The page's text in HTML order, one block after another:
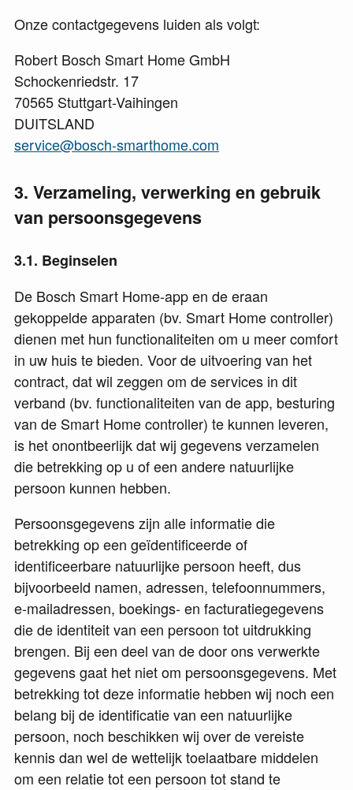
Onze contactgegevens luiden als volgt:
Robert Bosch Smart Home GmbH
Schockenriedstr. 17
70565 Stuttgart-Vaihingen
DUITSLAND
service@bosch-smarthome.com
3 Verzameling, verwerking en gebruik
van persoonsgegevens
3.1 Beginselen
De Bosch Smart Home-app en de eraan
gekoppelde apparaten (bv. Smart Home controller)
dienen met hun functionaliteiten om u meer comfort
in uw huis te bieden. Voor de uitvoering van het
contract, dat wil zeggen om de services in dit
verband (bv. functionaliteiten van de app, besturing
van de Smart Home controller) te kunnen leveren,
is het onontbeerlijk dat wij gegevens verzamelen
die betrekking op u of een andere natuurlijke
persoon kunnen hebben.
Persoonsgegevens zijn alle informatie die
betrekking op een geïdentificeerde of
identificeerbare natuurlijke persoon heeft, dus
bijvoorbeeld namen, adressen, telefoonnummers,
e-mailadressen, boekings- en facturatiegegevens
die de identiteit van een persoon tot uitdrukking
brengen. Bij een deel van de door ons verwerkte
gegevens gaat het niet om persoonsgegevens. Met
betrekking tot deze informatie hebben wij noch een
belang bij de identificatie van een natuurlijke
persoon, noch beschikken wij over de vereiste
kennis dan wel de wettelijk toelaatbare middelen
om een relatie tot een persoon tot stand te